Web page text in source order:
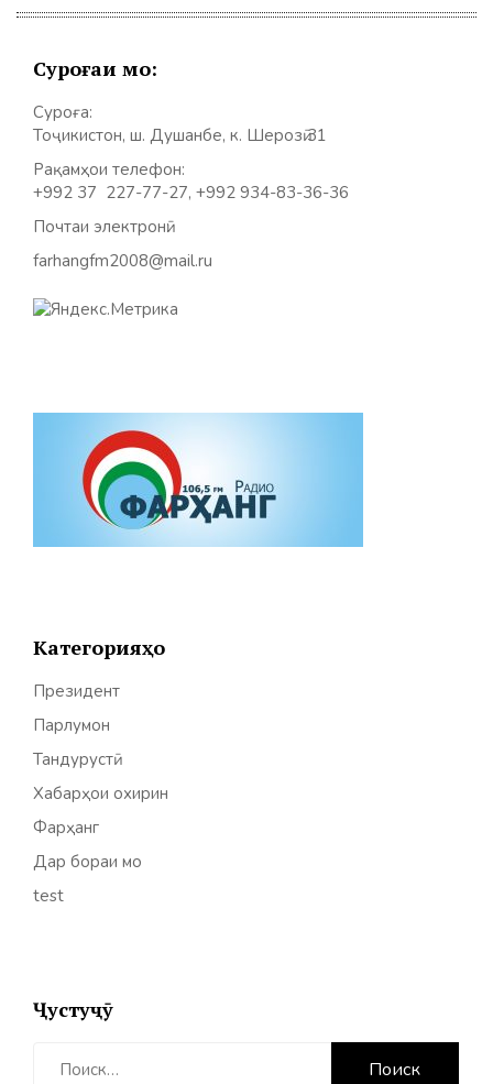
Суроғаи мо:
Суроға:
Тоҷикистон, ш. Душанбе, к. Шерозӣ 31
Рақамҳои телефон:
+992 37 227-77-27, +992 934-83-36-36
Почтаи электронӣ:
farhangfm2008@mail.ru
Категорияҳо
Президент
Парлумон
Тандурустӣ
Хабарҳои охирин
Фарҳанг
Дар бораи мо
test
Ҷустуҷӯ